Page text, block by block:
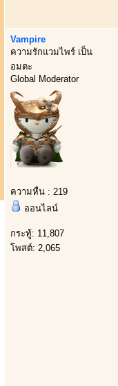
Vampire
ความรักแวมไพร์ เป็น
อมตะ
Global Moderator
ความหื่น : 219
ออนไลน์
กระทู้: 11,807
โพสต์: 2,065